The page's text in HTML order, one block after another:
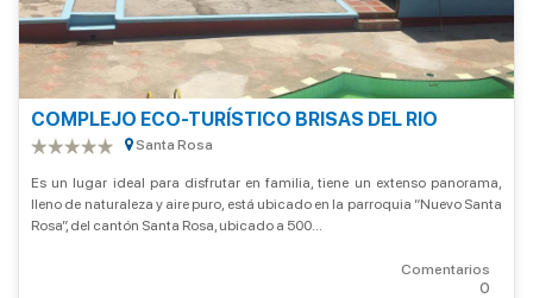
COMPLEJO ECO-TURÍSTICO BRISAS DEL RIO
Santa Rosa
Es un lugar ideal para disfrutar en familia, tiene un extenso panorama,
lleno de naturaleza y aire puro, está ubicado en la parroquia “Nuevo Santa
Rosa”, del cantón Santa Rosa, ubicado a 500...
Comentarios
0